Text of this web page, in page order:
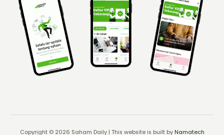
Copyright © 2026 Saham Daily | This website is built by Namatech